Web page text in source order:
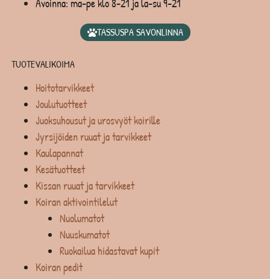
Avoinna: ma-pe klo 8-21 ja la-su 9-21
TASSUSPA SAVONLINNA
TUOTEVALIKOIMA
Hoitotarvikkeet
Joulutuotteet
Juoksuhousut ja urosvyöt koirille
Jyrsijöiden ruuat ja tarvikkeet
Kaulapannat
Kesätuotteet
Kissan ruuat ja tarvikkeet
Koiran aktivointilelut
Nuolumatot
Nuuskumatot
Ruokailua hidastavat kupit
Koiran pedit